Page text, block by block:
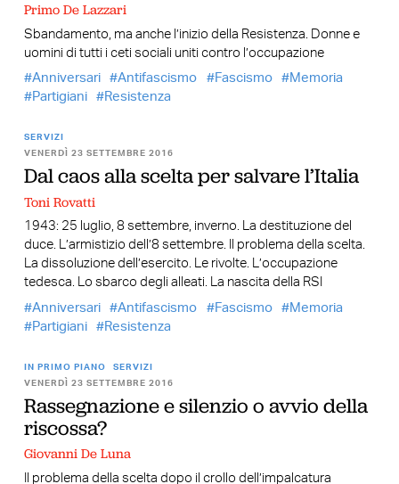
Primo De Lazzari
Sbandamento, ma anche l’inizio della Resistenza. Donne e
uomini di tutti i ceti sociali uniti contro l’occupazione
Anniversari
Antifascismo Fascismo
Memoria
Partigiani
Resistenza
SERVIZI
VENERDÌ 23 SETTEMBRE 2016
Dal caos alla scelta per salvare l’Italia
Toni Rovatti
1943: 25 luglio, 8 settembre, inverno. La destituzione del
duce. L’armistizio dell’8 settembre. Il problema della scelta.
La dissoluzione dell’esercito. Le rivolte. L’occupazione
tedesca. Lo sbarco degli alleati. La nascita della RSI
Anniversari
Antifascismo Fascismo
Memoria
Partigiani
Resistenza
IN PRIMO PIANO
SERVIZI
VENERDÌ 23 SETTEMBRE 2016
Rassegnazione e silenzio o avvio della
riscossa?
Giovanni De Luna
Il problema della scelta dopo il crollo dell’impalcatura